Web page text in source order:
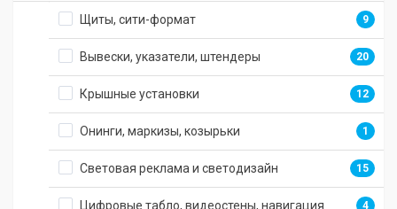
Щиты, сити-формат 9
Вывески, указатели, штендеры 20
Крышные установки 12
Онинги, маркизы, козырьки 1
Световая реклама и светодизайн 15
Цифровые табло, видеостены, навигация 4